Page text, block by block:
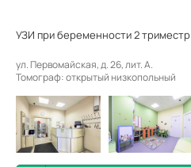
УЗИ при беременности 2 триместр
ул. Первомайская, д. 26, лит. А.
Томограф: открытый низкопольный